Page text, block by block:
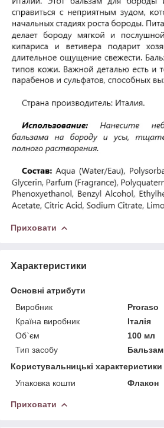
Приховати
Характеристики
Основні атрибути
Виробник
Proraso
Країна виробник
Італія
Об`єм
100 мл
Тип засобу
Бальзам
Користувальницькі характеристики
Упаковка кошти
Флакон
Приховати